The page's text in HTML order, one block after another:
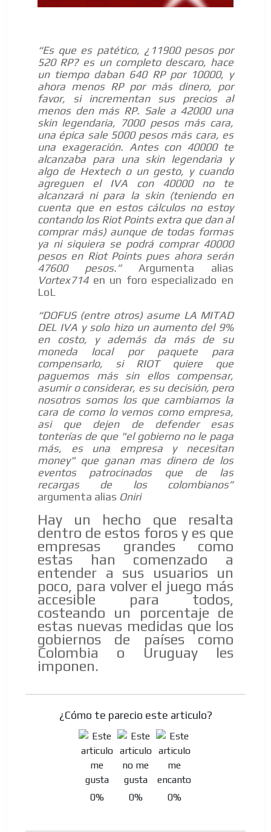
“Es que es patético, ¿11900 pesos por
520 RP? es un completo descaro, hace
un tiempo daban 640 RP por 10000, y
ahora menos RP por más dinero, por
favor, si incrementan sus precios al
menos den más RP. Sale a 42000 una
skin legendaria, 7000 pesos más cara,
una épica sale 5000 pesos más cara, es
una exageración. Antes con 40000 te
alcanzaba para una skin legendaria y
algo de Hextech o un gesto, y cuando
agreguen el IVA con 40000 no te
alcanzará ni para la skin (teniendo en
cuenta que en estos cálculos no estoy
contando los Riot Points extra que dan al
comprar más) aunque de todas formas
ya ni siquiera se podrá comprar 40000
pesos en Riot Points pues ahora serán
47600 pesos.”Argumenta alias
Vortex714 en un foro especializado en
LoL
“DOFUS (entre otros) asume LA MITAD
DEL IVA y solo hizo un aumento del 9%
en costo, y además da más de su
moneda local por paquete para
compensarlo, si RIOT quiere que
paguemos más sin ellos compensar,
asumir o considerar, es su decisión, pero
nosotros somos los que cambiamos la
cara de como lo vemos como empresa,
asi que dejen de defender esas
tonterías de que "el gobierno no le paga
más, es una empresa y necesitan
money" que ganan mas dinero de los
eventos patrocinados que de las
recargas de los colombianos”
argumenta alias Oniri
Hay un hecho que resalta
dentro de estos foros y es que
empresas grandes como
estas han comenzado a
entender a sus usuarios un
poco, para volver el juego más
accesible para todos,
costeando un porcentaje de
estas nuevas medidas que los
gobiernos de países como
Colombia o Uruguay les
imponen.
¿Cómo te parecio este articulo?
0% 0% 0%